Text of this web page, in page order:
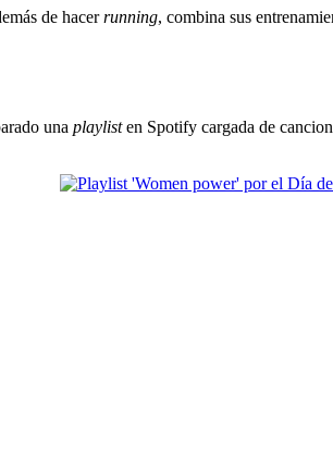
de hacerrunning, combina sus
una playlisten Spotify cargada de